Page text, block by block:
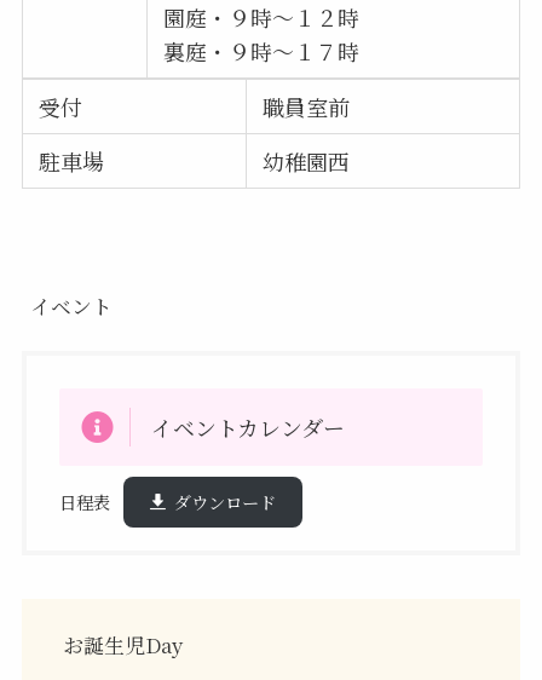
園庭・９時～１２時
裏庭・９時～１７時
受付
職員室前
駐車場
幼稚園西
イベント
イベントカレンダー
日程表 ダウンロード
お誕生児Day